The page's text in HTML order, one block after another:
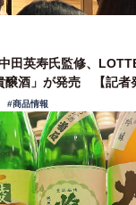
田英寿氏監修、
醸酒」が発売 【記者
#商品情報